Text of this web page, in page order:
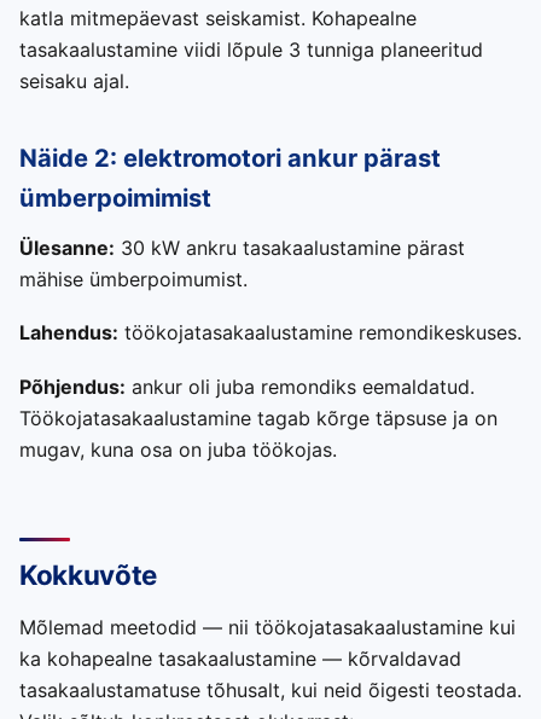
katla mitmepäevast seiskamist. Kohapealne
tasakaalustamine viidi lõpule 3 tunniga planeeritud
seisaku ajal.
Näide 2: elektromotori ankur pärast
ümberpoimimist
Ülesanne: 30 kW ankru tasakaalustamine pärast
mähise ümberpoimumist.
Lahendus: töökojatasakaalustamine remondikeskuses.
Põhjendus: ankur oli juba remondiks eemaldatud.
Töökojatasakaalustamine tagab kõrge täpsuse ja on
mugav, kuna osa on juba töökojas.
Kokkuvõte
Mõlemad meetodid — nii töökojatasakaalustamine kui
ka kohapealne tasakaalustamine — kõrvaldavad
tasakaalustamatuse tõhusalt, kui neid õigesti teostada.